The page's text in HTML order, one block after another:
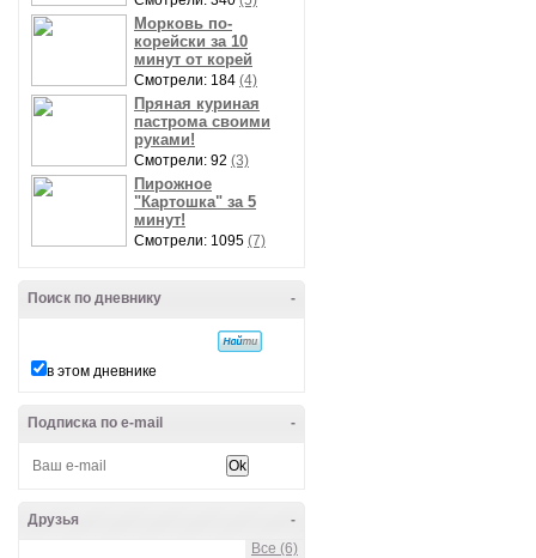
Морковь по-
корейски за 10
минут от корей
Смотрели: 184 (4)
Пряная куриная
пастрома своими
руками!
Смотрели: 92 (3)
Пирожное
"Картошка" за 5
минут!
Смотрели: 1095 (7)
-
Поиск по дневнику
в этом дневнике
-
Подписка по e-mail
-
Друзья
Все (6)